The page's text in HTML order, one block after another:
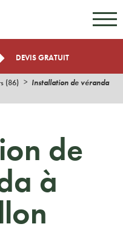
DEVIS GRATUIT
(86)
Installation de véranda
de
à